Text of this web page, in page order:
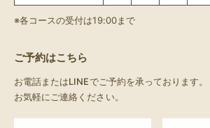
※各コースの受付は19:00まで
ご予約はこちら
お電話またはLINEでご予約を承っております。
お気軽にご連絡ください。